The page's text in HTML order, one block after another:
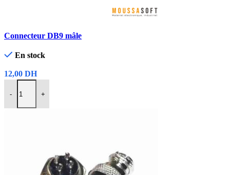
Aperçu rapide
Ajouter à la liste de souhaits
Connecteur DB9 mâle
En stock
12,00 DH
- +
Ajouter Au Panier